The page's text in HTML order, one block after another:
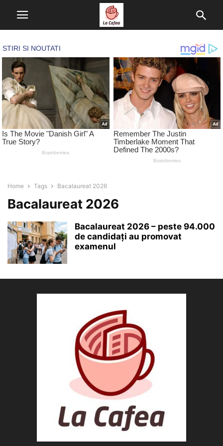
Home Tags Bacalaureat 2026
Bacalaureat 2026
Bacalaureat 2026 – peste 94.000
de candidați au promovat
examenul